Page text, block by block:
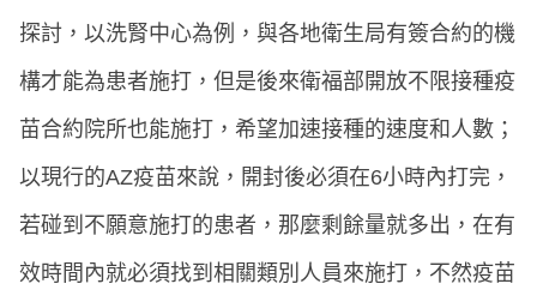
探討，以洗腎中心為例，與各地衛生局有簽合約的機
構才能為患者施打，但是後來衛福部開放不限接種疫
苗合約院所也能施打，希望加速接種的速度和人數；
以現行的AZ疫苗來說，開封後必須在6小時內打完，
若碰到不願意施打的患者，那麼剩餘量就多出，在有
效時間內就必須找到相關類別人員來施打，不然疫苗